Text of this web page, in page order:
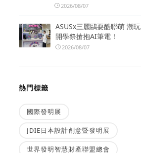
2026/08/07
ASUSx三麗鷗耍酷聯萌 潮玩
開學祭搶抱AI筆電！
2026/08/07
熱門標籤
國際發明展
JDIE日本設計創意暨發明展
世界發明智慧財產聯盟總會